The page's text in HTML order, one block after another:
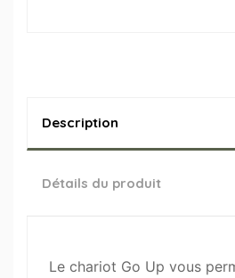
Description
Détails du produit
Le chariot Go Up vous